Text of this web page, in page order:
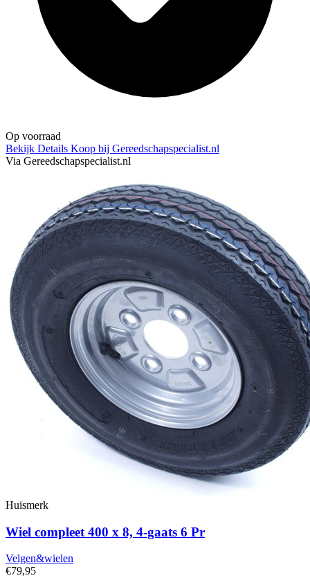
Op voorraad
Bekijk Details Koop bij Gereedschapspecialist.nl
Via Gereedschapspecialist.nl
Huismerk
Wiel compleet 400 x 8, 4-gaats 6 Pr
Velgen&wielen
€79,95